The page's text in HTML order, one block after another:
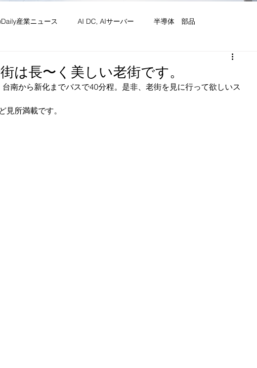
産業ニュース AI DC, AIサーバー 半導体 部品
は長〜く美しい老街です。
南から新化までバスで40分程。是非、老街を見に行って欲しいス
見所満載です。